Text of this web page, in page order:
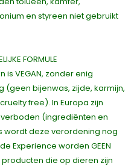
en styreen niet gebruikt
FORMULE
VEGAN, zonder enig
bijenwas, zijde, karmijn,
cruelty free). In Europa zijn
(ingrediënten en
wordt deze verordening nog
Experience worden GEEN
die op dieren zijn